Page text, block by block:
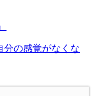
分の感覚がなくな